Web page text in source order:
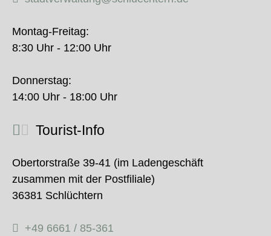
Montag-Freitag:
8:30 Uhr - 12:00 Uhr
Donnerstag:
14:00 Uhr - 18:00 Uhr
Tourist-Info
Obertorstraße 39-41 (im Ladengeschäft
zusammen mit der Postfiliale)
36381 Schlüchtern
+49 6661 / 85-361